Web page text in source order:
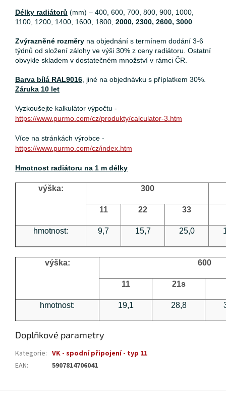
Délky radiátorů (mm) – 400, 600, 700, 800, 900, 1000,
1100, 1200, 1400, 1600, 1800, 2000, 2300, 2600, 3000
Zvýrazněné rozměry na objednání s termínem dodání 3-6
týdnů od složení zálohy ve výši 30% z ceny radiátoru. Ostatní
obvykle skladem v dostatečném množství v rámci ČR.
Barva bílá RAL9016 , jiné na objednávku s příplatkem 30%.
Záruka 10 let
Vyzkoušejte kalkulátor výpočtu -
https://www.purmo.com/cz/produkty/calculator-3.htm
Více na stránkách výrobce -
https://www.purmo.com/cz/index.htm
Hmotnost radiátoru na 1 m délky
výška: 300
11 22 33
hmotnost: 9,7 15,7 25,0
výška: 600
11 21s
hmotnost: 19,1 28,8
Doplňkové parametry
Kategorie: VK - spodní připojení - typ 11
EAN: 5907814706041